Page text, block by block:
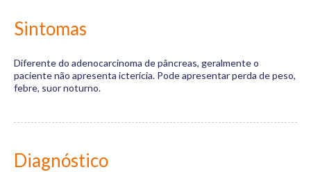
Sintomas
Diferente do adenocarcinoma de pâncreas, geralmente o
paciente não apresenta icterícia. Pode apresentar perda de peso,
febre, suor noturno.
Diagnóstico